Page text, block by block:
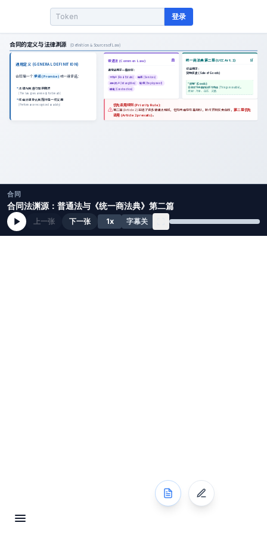
登录
合同
合同法渊源：普通法与《统一商法典》第二篇
上一张 下一张 1x 字幕关